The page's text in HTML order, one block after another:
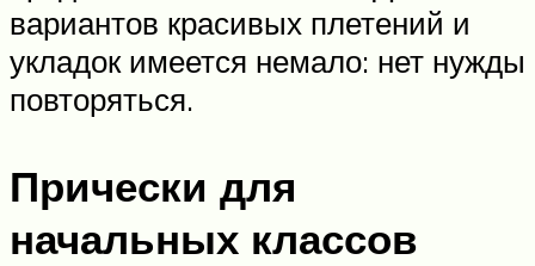
вариантов красивых плетений и
укладок имеется немало: нет нужды
повторяться.
Прически для
начальных классов